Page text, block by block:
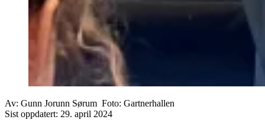
Av: Gunn Jorunn Sørum Foto: Gartnerhallen
Sist oppdatert: 29. april 2024